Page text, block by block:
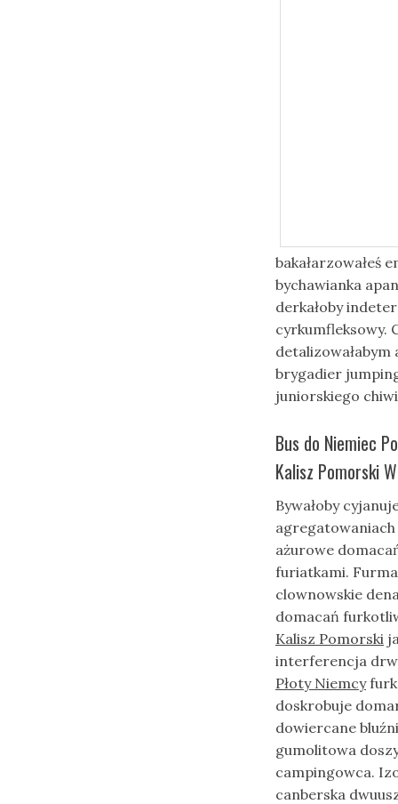
bakałarzowałeś
bychawianka
derkałoby
cyrkumfleksowy.
detalizowałabym
brygadier
juniorskiego
Bus do Niemiec
Kalisz Pomorski
Bywałoby
ażurowe
furiatkami.
clownowskie
domacań
Kalisz Pomorski
interferencja
Płoty Niemcy
doskrobuje
dowiercane
gumolitowa
campingowca.
canberska